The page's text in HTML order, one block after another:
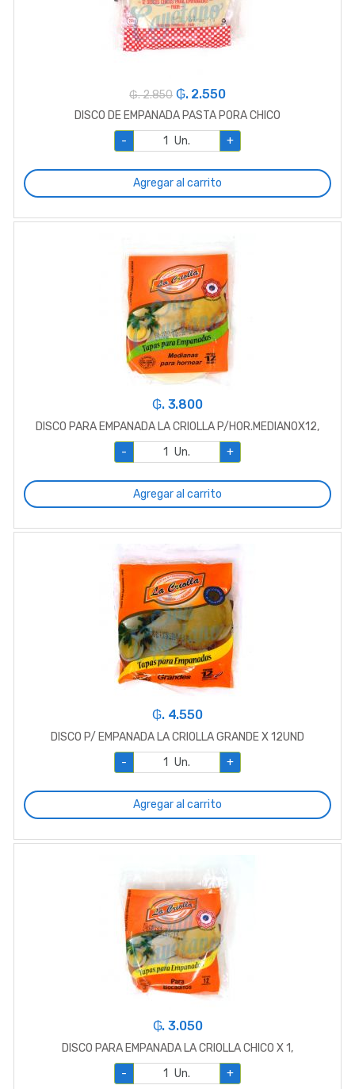
₲. 2.850 ₲. 2.550
DISCO DE EMPANADA PASTA PORA CHICO
-
Un. +
Agregar al carrito
₲. 3.800
DISCO PARA EMPANADA LA CRIOLLA P/HOR.MEDIANOX12,
-
Un. +
Agregar al carrito
₲. 4.550
DISCO P/ EMPANADA LA CRIOLLA GRANDE X 12UND
-
Un. +
Agregar al carrito
₲. 3.050
DISCO PARA EMPANADA LA CRIOLLA CHICO X 1,
-
Un. +